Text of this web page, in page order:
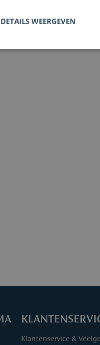
Klantenservice &
DETAILS WEERGEVEN